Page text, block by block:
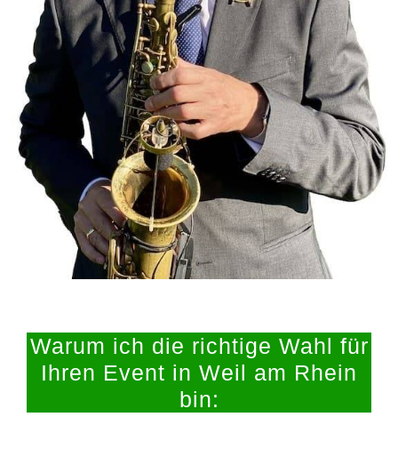
Warum ich die richtige Wahl für
Ihren Event in Weil am Rhein
bin: